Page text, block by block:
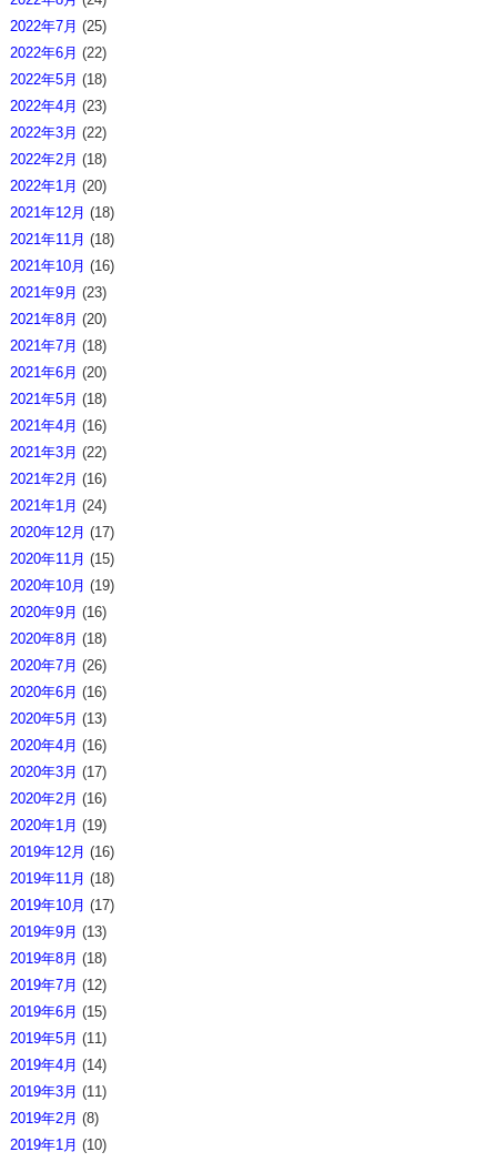
2022年7月 (25)
2022年6月 (22)
2022年5月 (18)
2022年4月 (23)
2022年3月 (22)
2022年2月 (18)
2022年1月 (20)
2021年12月 (18)
2021年11月 (18)
2021年10月 (16)
2021年9月 (23)
2021年8月 (20)
2021年7月 (18)
2021年6月 (20)
2021年5月 (18)
2021年4月 (16)
2021年3月 (22)
2021年2月 (16)
2021年1月 (24)
2020年12月 (17)
2020年11月 (15)
2020年10月 (19)
2020年9月 (16)
2020年8月 (18)
2020年7月 (26)
2020年6月 (16)
2020年5月 (13)
2020年4月 (16)
2020年3月 (17)
2020年2月 (16)
2020年1月 (19)
2019年12月 (16)
2019年11月 (18)
2019年10月 (17)
2019年9月 (13)
2019年8月 (18)
2019年7月 (12)
2019年6月 (15)
2019年5月 (11)
2019年4月 (14)
2019年3月 (11)
2019年2月 (8)
2019年1月 (10)